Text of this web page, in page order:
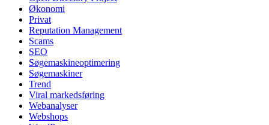
Økonomi
Privat
Reputation Management
Scams
SEO
Søgemaskineoptimering
Søgemaskiner
Trend
Viral markedsføring
Webanalyser
Webshops